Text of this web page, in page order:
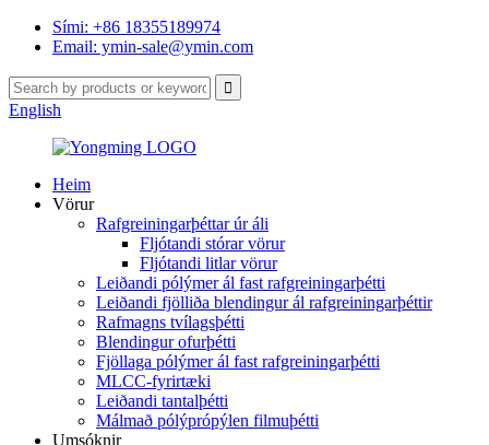
Sími: +86 18355189974
Email: ymin-sale@ymin.com
English
Heim
Vörur
Rafgreiningarþéttar úr áli
Fljótandi stórar vörur
Fljótandi litlar vörur
Leiðandi pólýmer ál fast rafgreiningarþétti
Leiðandi fjölliða blendingur ál rafgreiningarþéttir
Rafmagns tvílagsþétti
Blendingur ofurþétti
Fjöllaga pólýmer ál fast rafgreiningarþétti
MLCC-fyrirtæki
Leiðandi tantalþétti
Málmað pólýprópýlen filmuþétti
Umsóknir